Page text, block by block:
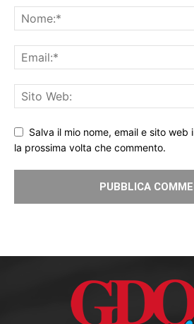
Salva il mio nome, email e sito
la prossima volta che commento.